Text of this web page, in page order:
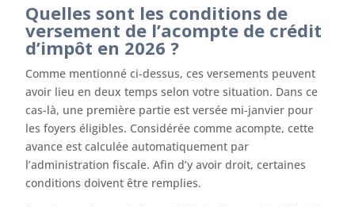
Quelles sont les conditions de
versement de l’acompte de crédit
d’impôt en 2026 ?
Comme mentionné ci-dessus, ces versements peuvent
avoir lieu en deux temps selon votre situation. Dans ce
cas-là, une première partie est versée mi-janvier pour
les foyers éligibles. Considérée comme acompte, cette
avance est calculée automatiquement par
l’administration fiscale. Afin d’y avoir droit, certaines
conditions doivent être remplies.